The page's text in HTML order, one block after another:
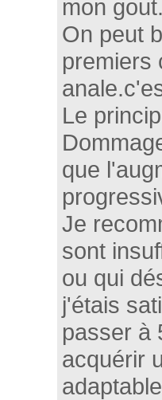
mon gout.
On peut
premiers
Le
que
Je
sont
ou qui
j'étais
passer à
acquérir